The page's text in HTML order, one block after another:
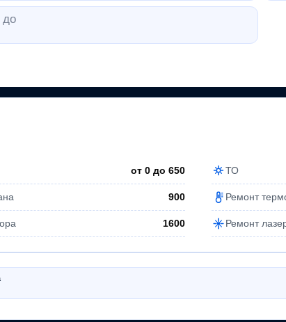
до
от 0 до650 ТО
900 Ремонт
1600 Ремонт